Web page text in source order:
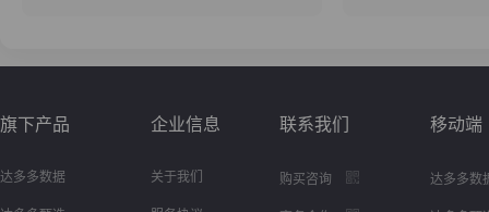
旗下产品
达多多数据
企业信息
关于我们
联系我们
购买咨询
移动端
达多多数